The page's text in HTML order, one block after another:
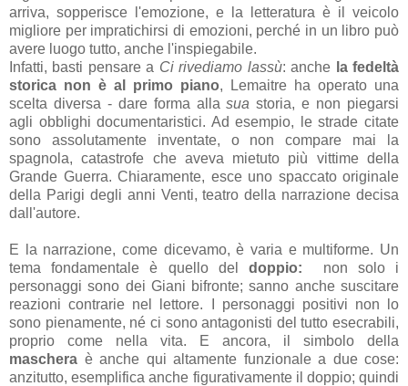
arriva, sopperisce l'emozione, e la letteratura è il veicolo
migliore per impratichirsi di emozioni, perché in un libro può
avere luogo tutto, anche l'inspiegabile.
Infatti, basti pensare a Ci rivediamo lassù: anche la fedeltà
storica non è al primo piano, Lemaitre ha operato una
scelta diversa - dare forma allasua storia, e non piegarsi
agli obblighi documentaristici. Ad esempio, le strade citate
sono assolutamente inventate, o non compare mai la
spagnola, catastrofe che aveva mietuto più vittime della
Grande Guerra. Chiaramente, esce uno spaccato originale
della Parigi degli anni Venti, teatro della narrazione decisa
dall'autore.
E la narrazione, come dicevamo, è varia e multiforme. Un
tema fondamentale è quello deldoppio:
non solo i
personaggi sono dei Giani bifronte; sanno anche suscitare
reazioni contrarie nel lettore. I personaggi positivi non lo
sono pienamente, né ci sono antagonisti del tutto esecrabili,
proprio come nella vita. E ancora, il simbolo della
maschera è anche qui altamente funzionale a due cose:
anzitutto, esemplifica anche figurativamente il doppio; quindi